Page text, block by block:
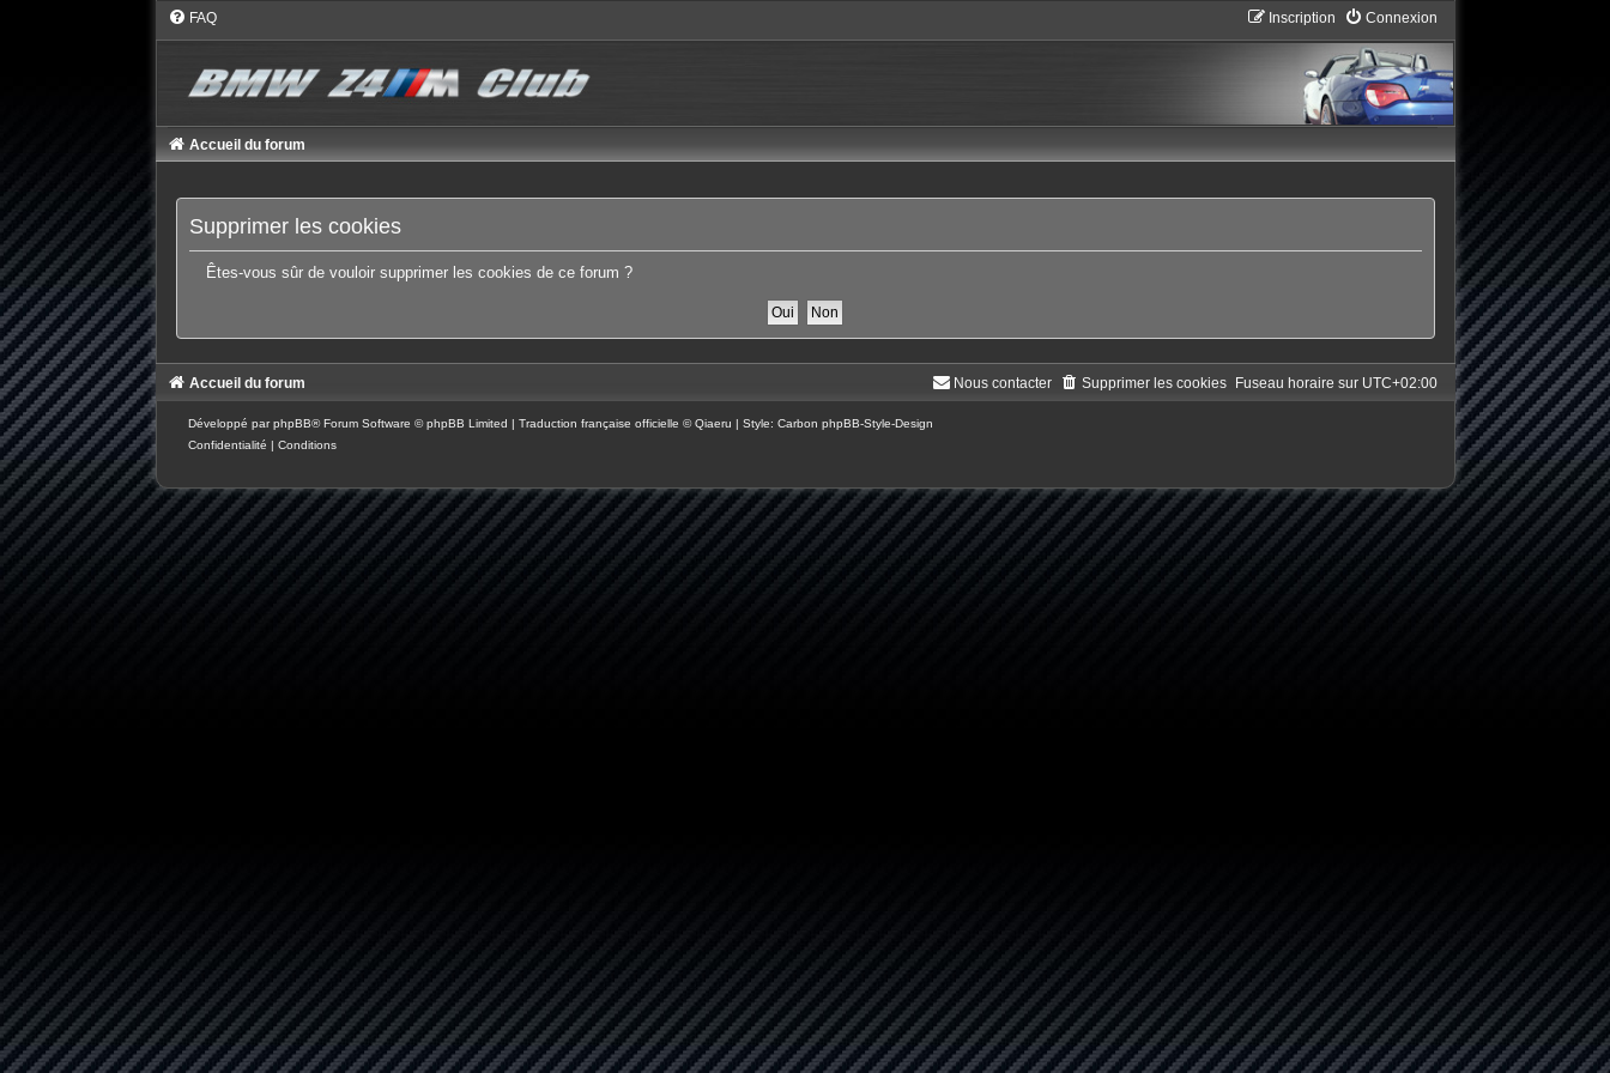
FAQ Connexion
Inscription
Accueil du forum
Supprimer les cookies
Êtes-vous sûr de vouloir supprimer les cookies de ce forum ?
Accueil du forum Fuseau horaire sur UTC+02:00
Supprimer les cookies
Nous contacter
Développé parphpBB® Forum Software © phpBB Limited | Traduction française officielle ©Qiaeru | Style: Carbon phpBB-Style-Design
Confidentialité | Conditions